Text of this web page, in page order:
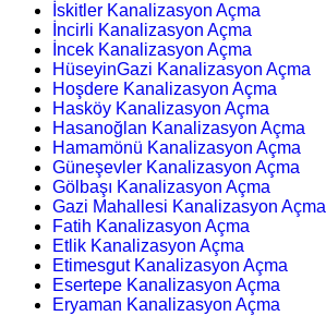
İskitler Kanalizasyon Açma
İncirli Kanalizasyon Açma
İncek Kanalizasyon Açma
HüseyinGazi Kanalizasyon Açma
Hoşdere Kanalizasyon Açma
Hasköy Kanalizasyon Açma
Hasanoğlan Kanalizasyon Açma
Hamamönü Kanalizasyon Açma
Güneşevler Kanalizasyon Açma
Gölbaşı Kanalizasyon Açma
Gazi Mahallesi Kanalizasyon Açma
Fatih Kanalizasyon Açma
Etlik Kanalizasyon Açma
Etimesgut Kanalizasyon Açma
Esertepe Kanalizasyon Açma
Eryaman Kanalizasyon Açma